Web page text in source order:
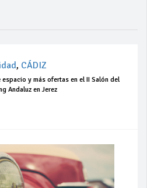
, CÁDIZ
espacio y más ofertas en el II Salón del
Andaluz en Jerez